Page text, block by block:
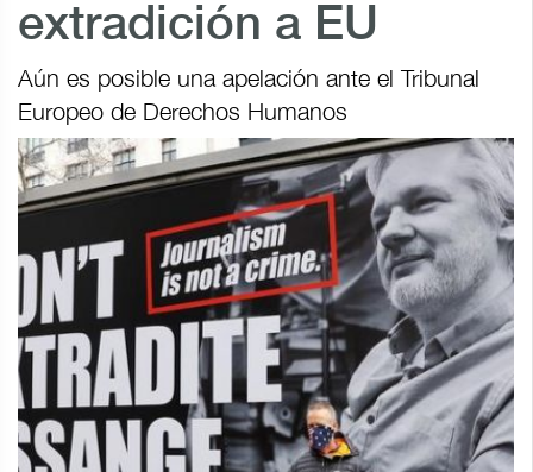
extradición a EU
Aún es posible una apelación ante el Tribunal
Europeo de Derechos Humanos